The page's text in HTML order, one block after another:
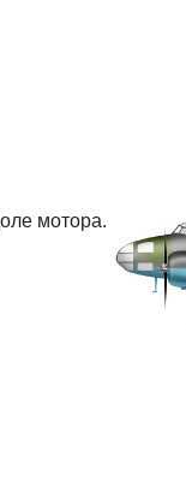
мотора.